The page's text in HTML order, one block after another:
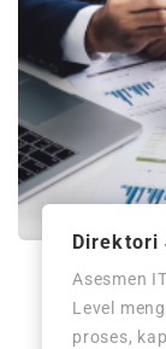
Direktori
Asesmen
Level
proses,